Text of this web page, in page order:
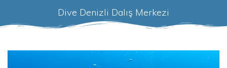
Dive Denizli Dalış Merkezi